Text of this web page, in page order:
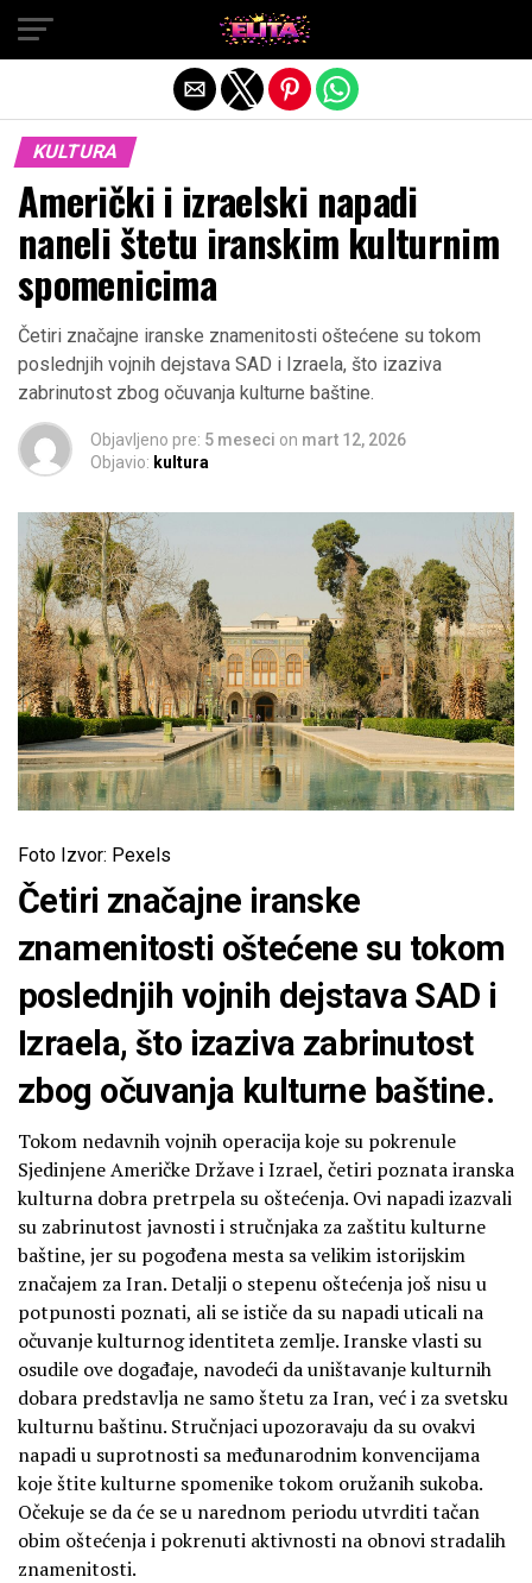
KULTURA
Američki i izraelski napadi
naneli štetu iranskim kulturnim
spomenicima
Četiri značajne iranske znamenitosti oštećene su tokom
poslednjih vojnih dejstava SAD i Izraela, što izaziva
zabrinutost zbog očuvanja kulturne baštine.
Objavljeno pre: 5 meseci on mart 12, 2026
Objavio: kultura
Foto Izvor: Pexels
Četiri značajne iranske
znamenitosti oštećene su tokom
poslednjih vojnih dejstava SAD i
Izraela, što izaziva zabrinutost
zbog očuvanja kulturne baštine.
Tokom nedavnih vojnih operacija koje su pokrenule
Sjedinjene Američke Države i Izrael, četiri poznata iranska
kulturna dobra pretrpela su oštećenja. Ovi napadi izazvali
su zabrinutost javnosti i stručnjaka za zaštitu kulturne
baštine, jer su pogođena mesta sa velikim istorijskim
značajem za Iran. Detalji o stepenu oštećenja još nisu u
potpunosti poznati, ali se ističe da su napadi uticali na
očuvanje kulturnog identiteta zemlje. Iranske vlasti su
osudile ove događaje, navodeći da uništavanje kulturnih
dobara predstavlja ne samo štetu za Iran, već i za svetsku
kulturnu baštinu. Stručnjaci upozoravaju da su ovakvi
napadi u suprotnosti sa međunarodnim konvencijama
koje štite kulturne spomenike tokom oružanih sukoba.
Očekuje se da će se u narednom periodu utvrditi tačan
obim oštećenja i pokrenuti aktivnosti na obnovi stradalih
znamenitosti.
Exit mobile version